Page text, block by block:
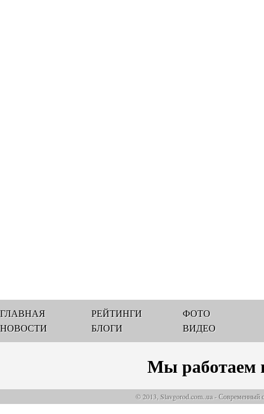
ГЛАВНАЯ
НОВОСТИ
РЕЙТИНГИ
БЛОГИ
ФОТО
ВИДЕО
Мы работаем
© 2013, Slavgorod.com..ua - Современный